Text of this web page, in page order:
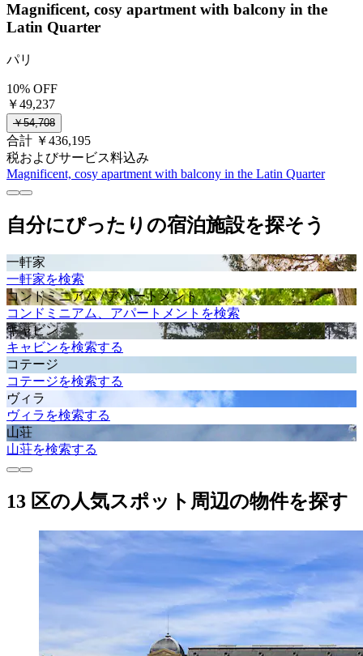
Magnificent, cosy apartment with balcony in the
Latin Quarter
パリ
10% OFF
￥49,237
￥54,708
合計 ￥436,195
税およびサービス料込み
Magnificent, cosy apartment with balcony in the Latin Quarter
自分にぴったりの宿泊施設を探そう
一軒家
一軒家を検索
コンドミニアム / アパートメント
コンドミニアム、アパートメントを検索
キャビン
キャビンを検索する
コテージ
コテージを検索する
ヴィラ
ヴィラを検索する
山荘
山荘を検索する
13 区の人気スポット周辺の物件を探す